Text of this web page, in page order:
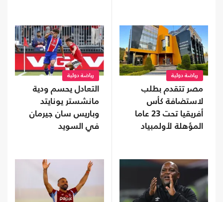
رياضة دولية
مصر تتقدم بطلب
لاستضافة كأس
أفريقيا تحت 23 عاما
المؤهلة لأولمبياد
رياضة دولية
التعادل يحسم ودية
مانشستر يونايتد
وباريس سان جيرمان
في السويد